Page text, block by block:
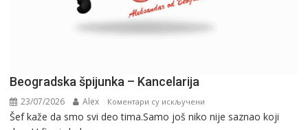
Beogradska špijunka – Kancelarija
23/07/2026 Alex Коментари су искључени
Beogradska
Šef kaže da smo svi deo tima.Samo još niko nije saznao koji